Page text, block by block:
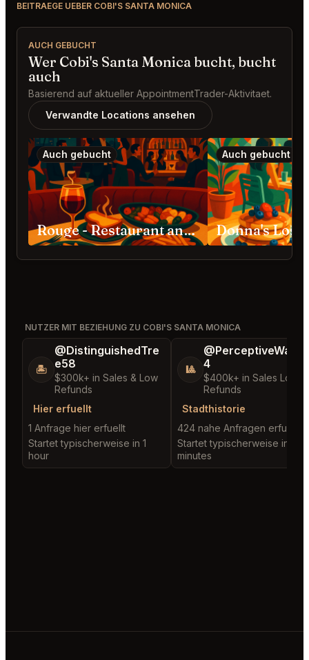
BEITRAEGE UEBER COBI'S SANTA MONICA
AUCH GEBUCHT
Wer Cobi's Santa Monica bucht, bucht
auch
Basierend auf aktueller AppointmentTrader-Aktivitaet.
Verwandte Locations ansehen
Auch gebucht
Rouge - Restaurant and Bar Los Angeles
Auch gebucht
Donna's Los
NUTZER MIT BEZIEHUNG ZU COBI'S SANTA MONICA
🏝️
@DistinguishedTre
e58
$300k+ in Sales & Low
Refunds
Hier erfuellt
1 Anfrage hier erfuellt
Startet typischerweise in 1
hour
🎱
4
$400k+ in Sales Low
Refunds
Stadthistorie
424 nahe Anfragen erfuellt
Startet typischerweise in 2
minutes